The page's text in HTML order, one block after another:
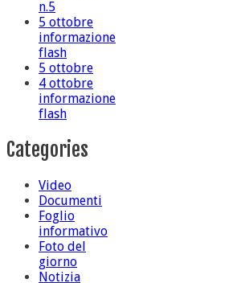
n.5
5 ottobre
informazione
flash
5 ottobre
4 ottobre
informazione
flash
Categories
Video
Documenti
Foglio
informativo
Foto del
giorno
Notizia